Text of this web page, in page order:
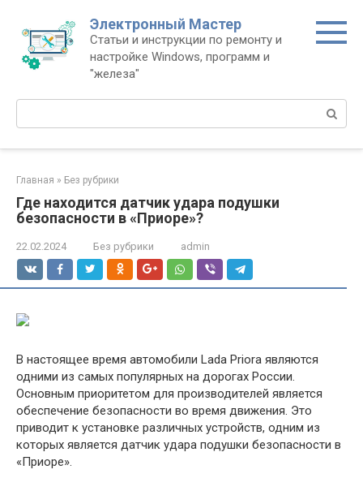
контенту
Электронный Мастер
Статьи и инструкции по ремонту и
настройке Windows, программ и
"железа"
Поиск:
Главная » Без рубрики
Где находится датчик удара подушки
безопасности в «Приоре»?
22.02.2024 Без рубрики admin
В настоящее время автомобили Lada Priora являются
одними из самых популярных на дорогах России.
Основным приоритетом для производителей является
обеспечение безопасности во время движения. Это
приводит к установке различных устройств, одним из
которых является датчик удара подушки безопасности в
«Приоре».